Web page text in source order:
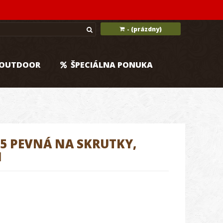
- (prázdny)
ŠPECIÁLNA PONUKA
NA SKRUTKY,